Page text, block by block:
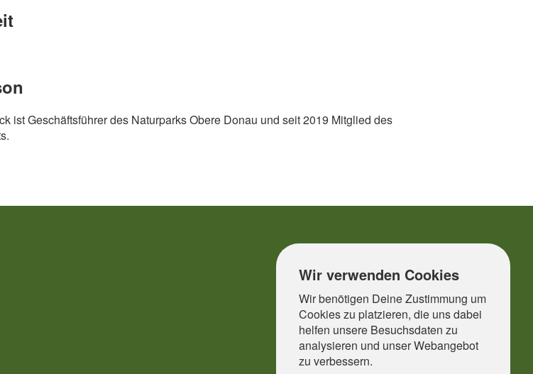
Wir verwenden Cookies
Wir benötigen Deine Zustimmung um
Cookies zu platzieren, die uns dabei
helfen unsere Besuchsdaten zu
analysieren und unser Webangebot
zu verbessern.
ist Geschäftsführer des Naturparks Obere Donau und seit 2019 Mitglied des